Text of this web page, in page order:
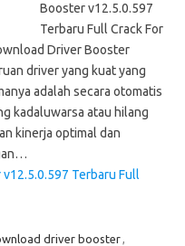
Booster v12.5.0.597
Terbaru Full Crack For
Driver Booster
driver yang kuat yang
adalah secara otomatis
kadaluwarsa atau hilang
kinerja optimal dan
Terbaru Full
driver booster,